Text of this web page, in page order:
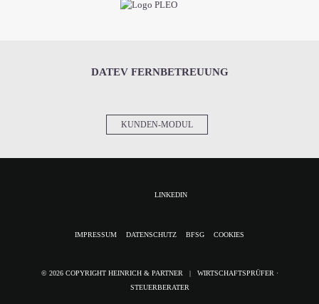
DATEV FERNBETREUUNG
KUNDEN-MODUL
LINKEDIN
NAVIGATION
IMPRESSUM DATENSCHUTZ BFSG COOKIES
© 2026 COPYRIGHT HEINRICH & PARTNER | WIRTSCHAFTSPRÜFER ·
STEUERBERATER